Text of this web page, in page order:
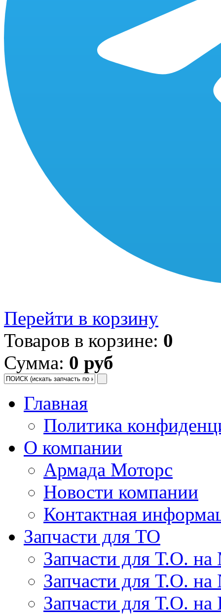
Перейти в корзину
Товаров в корзине: 0
Сумма: 0 руб
Главная
Политика
О компании
Армада Моторс
Новости компании
Контактная
Запчасти для ТО
Запчасти для Т.О. на
Запчасти для Т.О. на
Запчасти для Т.О.